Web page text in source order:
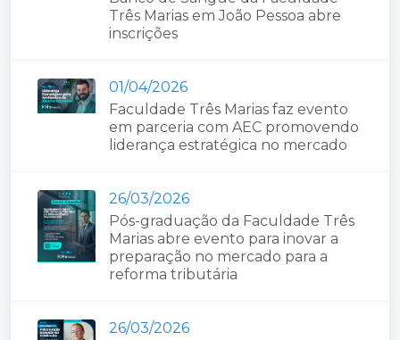
Três Marias em João Pessoa abre
inscrições
01/04/2026
Faculdade Três Marias faz evento
em parceria com AEC promovendo
liderança estratégica no mercado
26/03/2026
Pós-graduação da Faculdade Três
Marias abre evento para inovar a
preparação no mercado para a
reforma tributária
26/03/2026